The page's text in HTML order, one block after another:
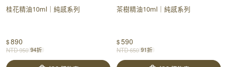
桂花精油10ml｜純感系列
$890
NTD950 94折
茶樹精油10ml｜純感系列
$590
NTD650 91折